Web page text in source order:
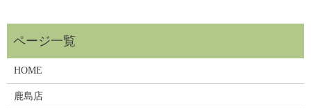
HOME
鹿島店